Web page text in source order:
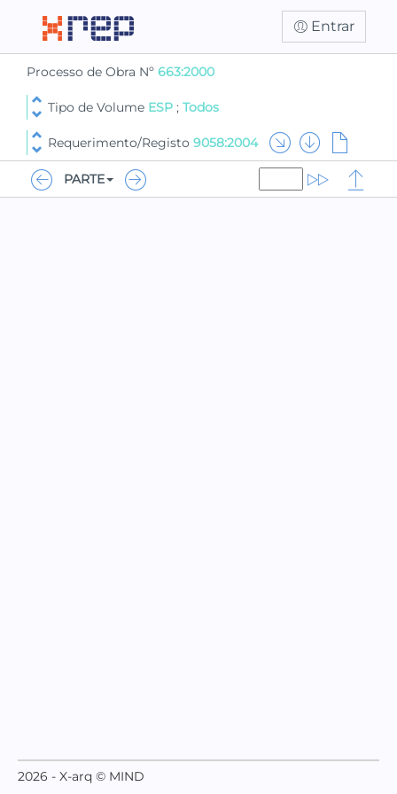
Entrar
Processo de Obra Nº 663:2000
Tipo de Volume ESP ; Todos
Requerimento/Registo 9058:2004
PARTE
2026 - X-arq © MIND